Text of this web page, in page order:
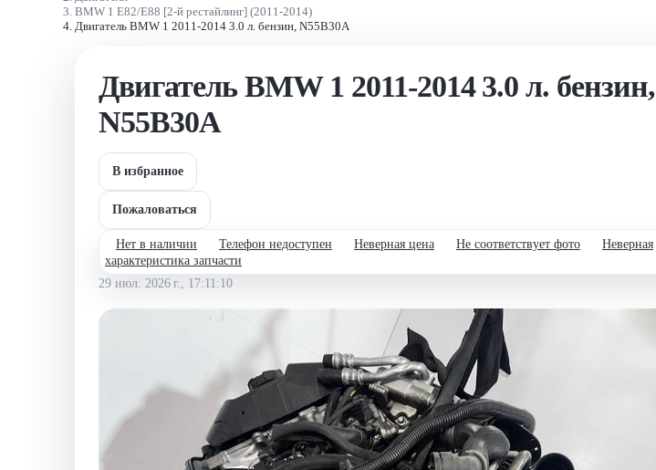
BMW 1 E82/E88 [2-й рестайлинг] (2011-2014)
Двигатель BMW 1 2011-2014 3.0 л. бензин, N55B30A
Двигатель BMW 1 2011-2014 3.0 л. бензин,
N55B30A
В избранное
Пожаловаться
Нет в наличии Телефон недоступен Неверная цена Не соответствует фото
Неверная
характеристика запчасти
29 июл. 2026 г., 17:11:10